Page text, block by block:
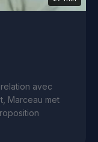
avec
Marceau met